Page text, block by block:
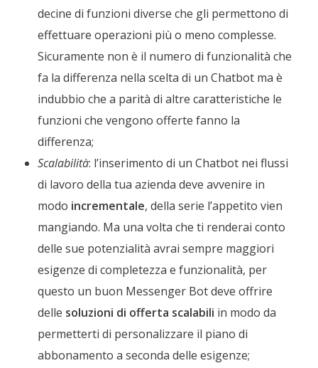
decine di funzioni diverse che gli permettono di
effettuare operazioni più o meno complesse.
Sicuramente non è il numero di funzionalità che
fa la differenza nella scelta di un Chatbot ma è
indubbio che a parità di altre caratteristiche le
funzioni che vengono offerte fanno la
differenza;
Scalabilità: l’inserimento di un Chatbot nei flussi
di lavoro della tua azienda deve avvenire in
modo incrementale, della serie l’appetito vien
mangiando. Ma una volta che ti renderai conto
delle sue potenzialità avrai sempre maggiori
esigenze di completezza e funzionalità, per
questo un buon Messenger Bot deve offrire
delle soluzioni di offerta scalabili in modo da
permetterti di personalizzare il piano di
abbonamento a seconda delle esigenze;